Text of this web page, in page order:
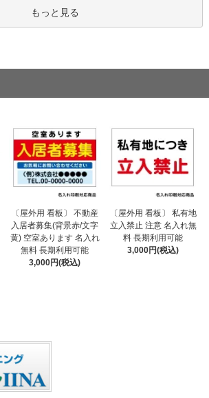
もっと見る
〔屋外用 看板〕 不動産
入居者募集(背景赤/文字
黄) 空室あります 名入れ
無料 長期利用可能
3,000円(税込)
〔屋外用 看板〕 私有地
立入禁止 注意 名入れ無
料 長期利用可能
3,000円(税込)